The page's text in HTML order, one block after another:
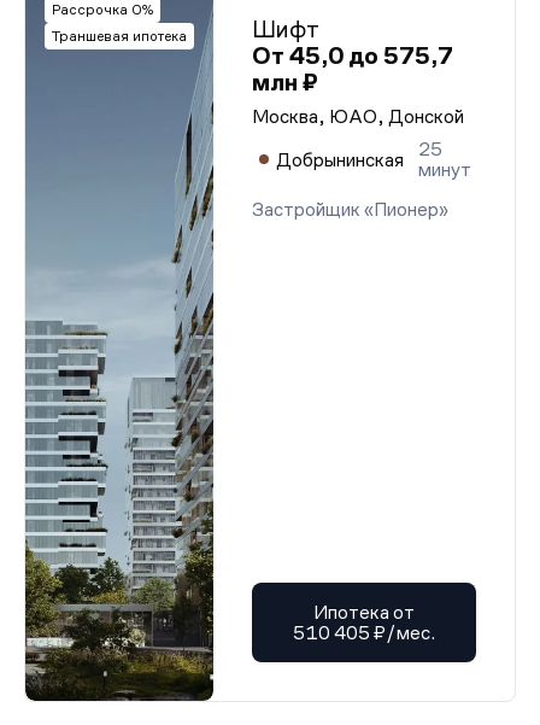
Рассрочка 0%
Траншевая ипотека
Шифт
От 45,0 до 575,7
млн ₽
Москва, ЮАО, Донской
Добрынинская
25
минут
Застройщик «Пионер»
Ипотека от
510 405 ₽/мес.